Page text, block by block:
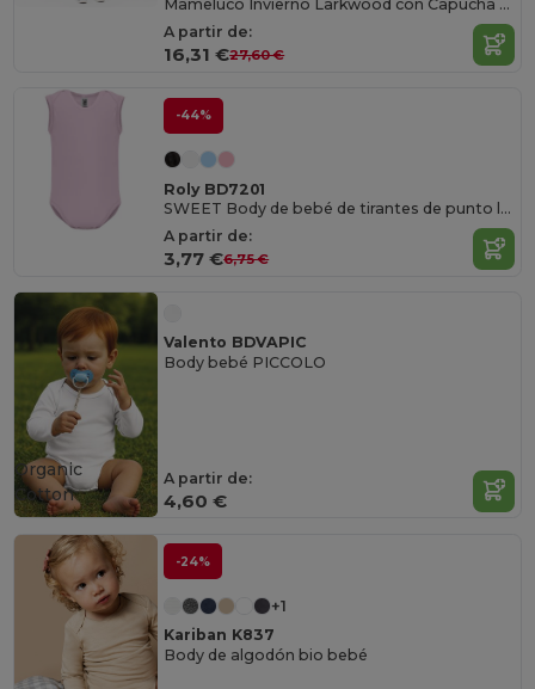
Mameluco Invierno Larkwood con Capucha y Bolsillo
A partir de:
16,31 €27,60 €
-44%
Roly BD7201
SWEET Body de bebé de tirantes de punto liso
A partir de:
3,77 €6,75 €
Valento BDVAPIC
Body bebé PICCOLO
A partir de:
4,60 €
Organic
Cotton
-24%
+1
Kariban K837
Body de algodón bio bebé